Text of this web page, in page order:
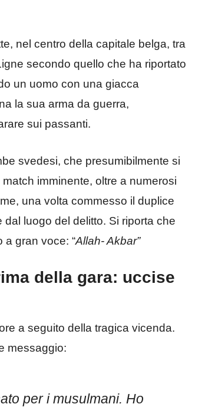
nel centro della capitale belga, tra
secondo quello che ha riportato
un uomo con una giacca
la sua arma da guerra,
sui passanti.
svedesi, che presumibilmente si
imminente, oltre a numerosi
una volta commesso il duplice
dal luogo del delitto. Si riporta che
a gran voce: “Allah- Akbar”
della gara: uccise
a seguito della tragica vicenda.
messaggio:
per i musulmani. Ho